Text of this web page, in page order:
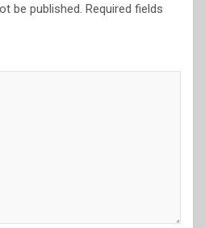
be published. Required fields